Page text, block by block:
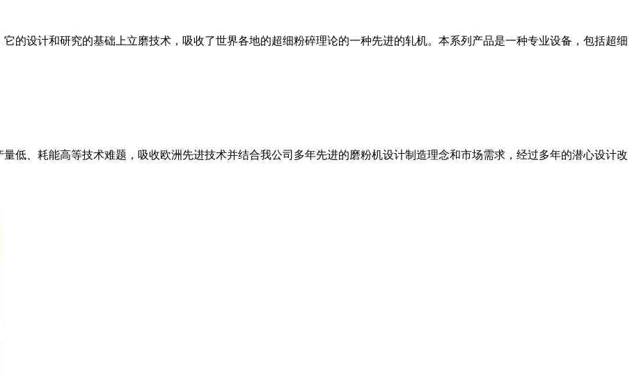
的设计和研究的基础上立磨技术，吸收了世界各地的超细粉碎理论的一种先进的轧机。本系列产品是一种专业设备，包括超细
低、耗能高等技术难题，吸收欧洲先进技术并结合我公司多年先进的磨粉机设计制造理念和市场需求，经过多年的潜心设计改